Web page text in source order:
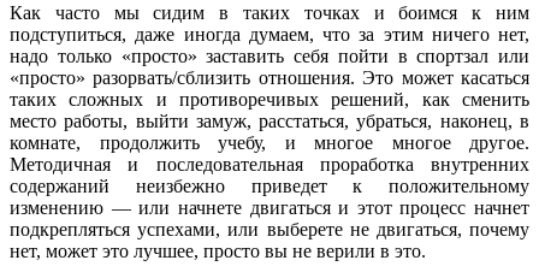
Как часто мы сидим в таких точках и боимся к ним
подступиться, даже иногда думаем, что за этим ничего нет,
надо только «просто» заставить себя пойти в спортзал или
«просто» разорвать/сблизить отношения. Это может касаться
таких сложных и противоречивых решений, как сменить
место работы, выйти замуж, расстаться, убраться, наконец, в
комнате, продолжить учебу, и многое многое другое.
Методичная и последовательная проработка внутренних
содержаний неизбежно приведет к положительному
изменению — или начнете двигаться и этот процесс начнет
подкрепляться успехами, или выберете не двигаться, почему
нет, может это лучшее, просто вы не верили в это.